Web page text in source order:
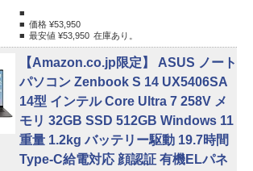
価格 ¥53,950
最安値 ¥53,950 在庫あり。
【Amazon.co.jp限定】 ASUS ノート
パソコン Zenbook S 14 UX5406SA
14型 インテル Core Ultra 7 258V メ
モリ 32GB SSD 512GB Windows 11
重量 1.2kg バッテリー駆動 19.7時間
Type-C給電対応 顔認証 有機ELパネ